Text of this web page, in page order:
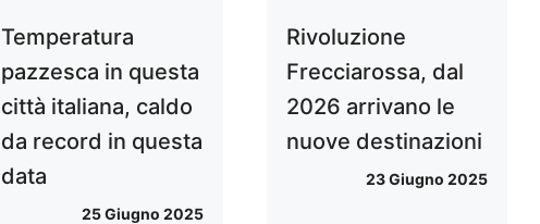
Temperatura
pazzesca in questa
città italiana, caldo
da record in questa
data
25 Giugno 2025
Rivoluzione
Frecciarossa, dal
2026 arrivano le
nuove destinazioni
23 Giugno 2025